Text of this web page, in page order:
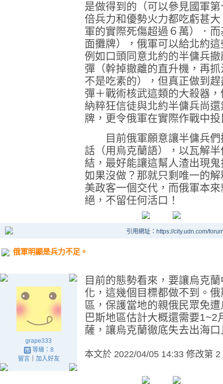
是做得到的（可以參見國軍
倍兵力和優勢火力都吃虧甚
軍的實際死傷超過６萬）．
面攤牌），俄軍可以給北約
例如口頭同意北約的半傭兵
彈（幹掉撤離的直升機，再
不是吃素的），但真正做到
彈＋戰術核武這類的大殺器
納粹狂信徒與北約半傭兵尚
牌，更令俄軍在實際作戰中
目前俄軍願意讓半傭兵們
話（用烏克蘭語），以瓦解
結，最好能讓這幫人渣出現
如果沒做？那就只剩唯一的
美政客一個交代，而俄軍本
絕，不留任何活口！
引用網址：https://city.udn.com/
俄軍明顯是兵力不足。
grape333
等級：8
留言｜ 加入好友
目前的態勢看來，要讓烏克
化，這幾個目標都做不到。
區，保護當地的親俄民眾免
巴斯地區估計大概還需要
薩，讓烏克蘭徹底失去出海
本文於 2022/04/05 14:33 修改第 2